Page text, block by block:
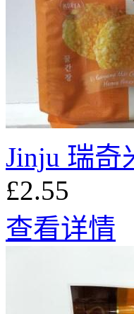
Jinju 瑞奇
£2.55
查看详情